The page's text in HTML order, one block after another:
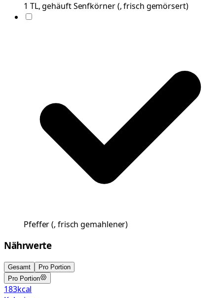
1 TL, gehäuftSenfkörner(, frisch gemörsert)
Pfeffer(, frisch gemahlener)
Nährwerte
Gesamt
Pro Portion
Pro Portion
183kcal